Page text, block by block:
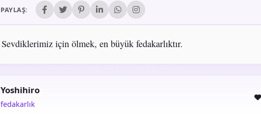
PAYLAŞ:
Sevdiklerimiz için ölmek, en büyük fedakarlıktır.
Yoshihiro
fedakarlık